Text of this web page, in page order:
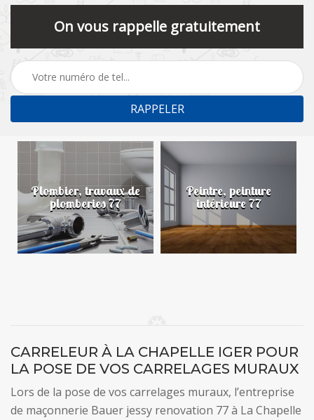
On vous rappelle gratuitement
Plombier, travaux de
plomberies 77
Peintre, peinture
intérieure 77
CARRELEUR À LA CHAPELLE IGER POUR
LA POSE DE VOS CARRELAGES MURAUX
Lors de la pose de vos carrelages muraux, l’entreprise
de maçonnerie Bauer jessy renovation 77 à La Chapelle